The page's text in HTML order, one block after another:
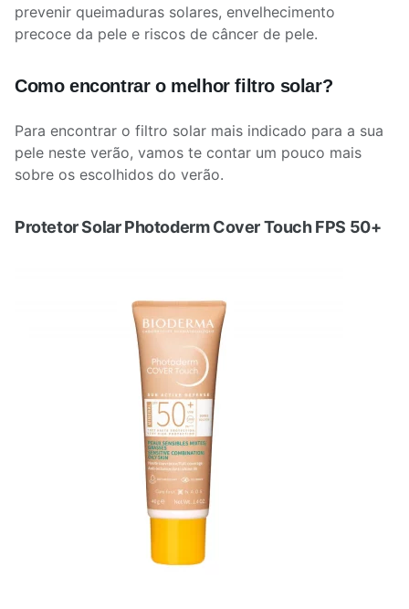
prevenir queimaduras solares, envelhecimento
precoce da pele e riscos de câncer de pele.
Como encontrar o melhor filtro solar?
Para encontrar o filtro solar mais indicado para a sua
pele neste verão, vamos te contar um pouco mais
sobre os escolhidos do verão.
Protetor Solar Photoderm Cover Touch FPS 50+